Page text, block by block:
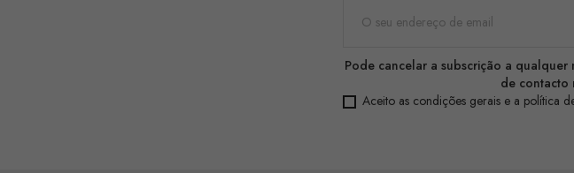
Pode cancelar a subscrição a
de contacto
Aceito as condições gerais e a política